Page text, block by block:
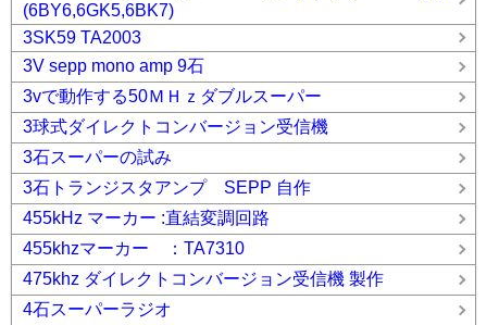
(6BY6,6GK5,6BK7)
3SK59 TA2003
3V sepp mono amp 9石
3vで動作する50ＭＨｚダブルスーパー
3球式ダイレクトコンバージョン受信機
3石スーパーの試み
3石トランジスタアンプ SEPP 自作
455kHz マーカー :直結変調回路
455khzマーカー ：TA7310
475khz ダイレクトコンバージョン受信機 製作
4石スーパーラジオ